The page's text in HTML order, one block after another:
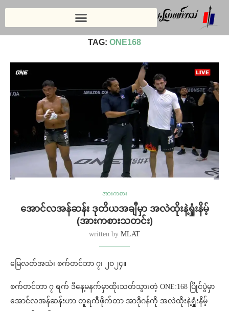
TAG: ONE168
အားကစား
အောင်လအန်ဆန်း ဒုတိယအချီမှာ အလဲထိုးနဲ့ရှုံးနိမ့်
(အားကစားသတင်း)
written by MLAT
မြေလတ်အသံ၊ စက်တင်ဘာ ၇၊ ၂၀၂၄။
စက်တင်ဘာ ၇ ရက် ဒီနေ့မနက်မှာထိုးသတ်သွားတဲ့ ONE:168 ပြိုင်ပွဲမှာ
အောင်လအန်ဆန်းဟာ တူရကီဖိုက်တာ အာဒိုဂန်ကို အလဲထိုးနဲ့ရှုံးနိမ့်